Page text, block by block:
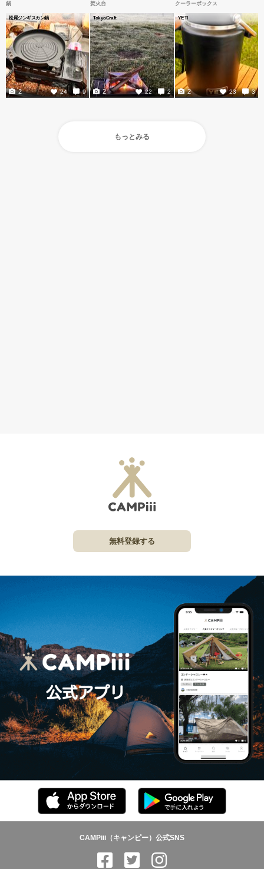
鍋
松尾ジンギスカン鍋
24 9
2
焚火台
TokyoCraft
22 2
2
クーラーボックス
YETI
23 3
2
もっとみる
無料登録する
CAMPiii（キャンピー）公式SNS